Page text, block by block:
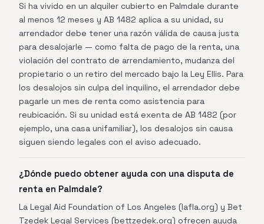
Si ha vivido en un alquiler cubierto en Palmdale durante
al menos 12 meses y AB 1482 aplica a su unidad, su
arrendador debe tener una razón válida de causa justa
para desalojarle — como falta de pago de la renta, una
violación del contrato de arrendamiento, mudanza del
propietario o un retiro del mercado bajo la Ley Ellis. Para
los desalojos sin culpa del inquilino, el arrendador debe
pagarle un mes de renta como asistencia para
reubicación. Si su unidad está exenta de AB 1482 (por
ejemplo, una casa unifamiliar), los desalojos sin causa
siguen siendo legales con el aviso adecuado.
¿Dónde puedo obtener ayuda con una disputa de
renta en Palmdale?
La Legal Aid Foundation of Los Angeles (lafla.org) y Bet
Tzedek Legal Services (bettzedek.org) ofrecen ayuda